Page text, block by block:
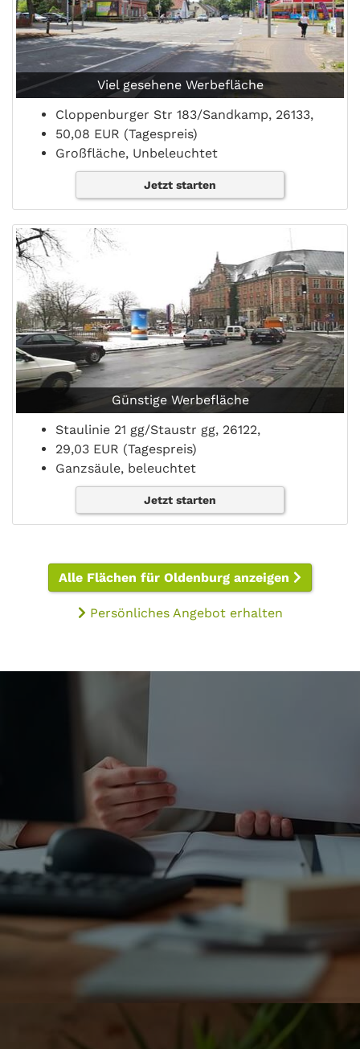
Viel gesehene Werbefläche
Cloppenburger Str 183/Sandkamp, 26133,
50,08 EUR (Tagespreis)
Großfläche, Unbeleuchtet
Jetzt starten
Günstige Werbefläche
Staulinie 21 gg/Staustr gg, 26122,
29,03 EUR (Tagespreis)
Ganzsäule, beleuchtet
Jetzt starten
Alle Flächen für Oldenburg anzeigen
Persönliches Angebot erhalten